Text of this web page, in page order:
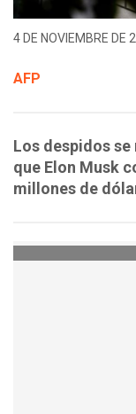
4 DE NOVIEMBRE DE
AFP
Los despidos
que Elon Musk
millones de